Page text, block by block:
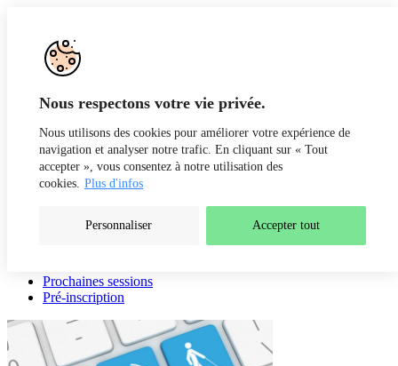
Nous respectons votre vie privée.
Nous utilisons des cookies pour améliorer votre expérience de
navigation et analyser notre trafic. En cliquant sur « Tout
accepter », vous consentez à notre utilisation des
cookies. Plus d'infos
Personnaliser Accepter tout
Prochaines sessions
Pré-inscription